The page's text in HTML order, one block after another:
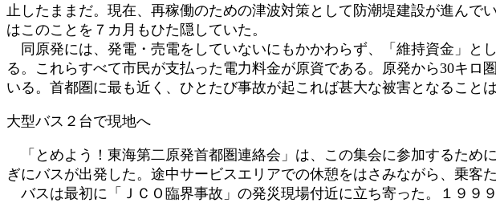
止したままだ。現在、再稼働のための津波対策として防潮堤建設が進んで
はこのことを７カ月もひた隠していた。
同原発には、発電・売電をしていないにもかかわらず、「維持資金」と
る。これらすべて市民が支払った電力料金が原資である。原発から30キロ
いる。首都圏に最も近く、ひとたび事故が起これば甚大な被害となることは
大型バス２台で現地へ
「とめよう！東海第二原発首都圏連絡会」は、この集会に参加するため
ぎにバスが出発した。途中サービスエリアでの休憩をはさみながら、乗客
バスは最初に「ＪＣＯ臨界事故」の発災現場付近に立ち寄った。１９９